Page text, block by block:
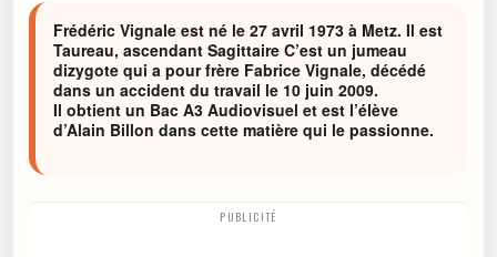
Frédéric Vignale est né le 27 avril 1973 à Metz. Il est
Taureau, ascendant Sagittaire C’est un jumeau
dizygote qui a pour frère Fabrice Vignale, décédé
dans un accident du travail le 10 juin 2009.
Il obtient un Bac A3 Audiovisuel et est l’élève
d’Alain Billon dans cette matière qui le passionne.
PUBLICITÉ